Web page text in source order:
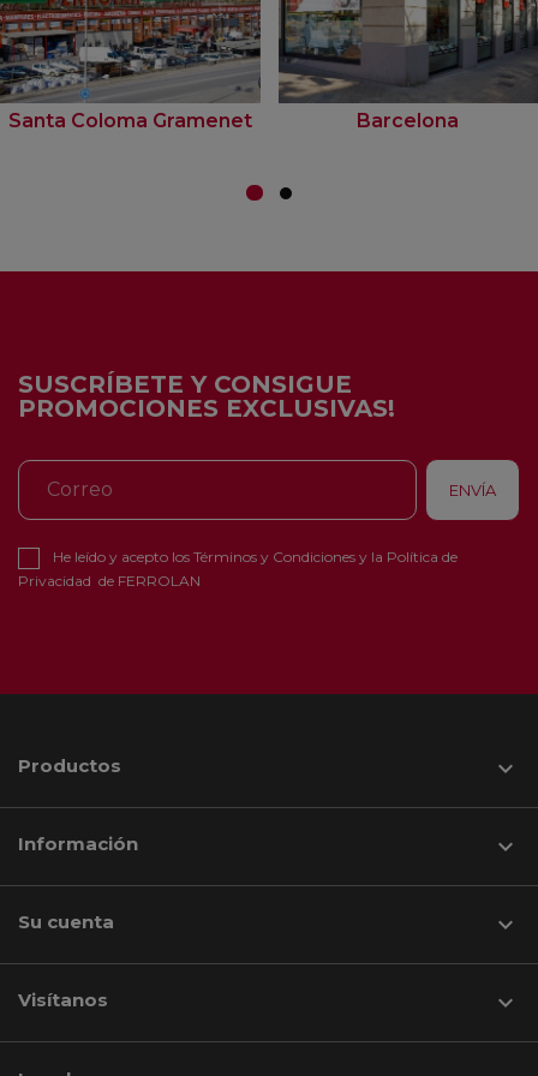
Santa Coloma Gramenet Barcelona
SUSCRÍBETE Y CONSIGUE
PROMOCIONES EXCLUSIVAS!
He leído y acepto los Términos y Condiciones y la Política de
Privacidad de FERROLAN
Productos 
Información 
Su cuenta 
Visítanos keyboard_arrow_down